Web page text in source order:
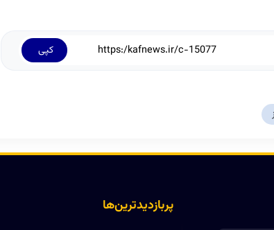
کپی
پربازدیدترین‌ها